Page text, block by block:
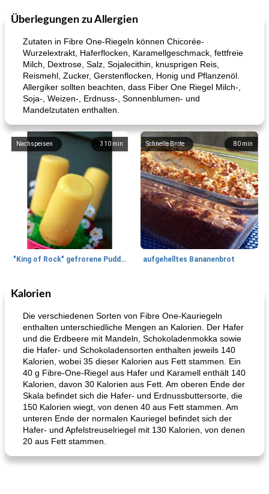
Überlegungen zu Allergien
Zutaten in Fibre One-Riegeln können Chicorée-
Wurzelextrakt, Haferflocken, Karamellgeschmack, fettfreie
Milch, Dextrose, Salz, Sojalecithin, knusprigen Reis,
Reismehl, Zucker, Gerstenflocken, Honig und Pflanzenöl.
Allergiker sollten beachten, dass Fiber One Riegel Milch-,
Soja-, Weizen-, Erdnuss-, Sonnenblumen- und
Mandelzutaten enthalten.
310 min
Nachspeisen
"King of Rock" gefrorene Pudding Pops
80 min
Schnelle Brote
aufgehelltes Bananenbrot
Mittagessen / Snacks
Hühnchen, Süßkartoffelsuppe
Kalorien
Die verschiedenen Sorten von Fibre One-Kauriegeln
enthalten unterschiedliche Mengen an Kalorien. Der Hafer
und die Erdbeere mit Mandeln, Schokoladenmokka sowie
die Hafer- und Schokoladensorten enthalten jeweils 140
Kalorien, wobei 35 dieser Kalorien aus Fett stammen. Ein
40 g Fibre-One-Riegel aus Hafer und Karamell enthält 140
Kalorien, davon 30 Kalorien aus Fett. Am oberen Ende der
Skala befindet sich die Hafer- und Erdnussbuttersorte, die
150 Kalorien wiegt, von denen 40 aus Fett stammen. Am
unteren Ende der normalen Kauriegel befindet sich der
Hafer- und Apfelstreuselriegel mit 130 Kalorien, von denen
20 aus Fett stammen.